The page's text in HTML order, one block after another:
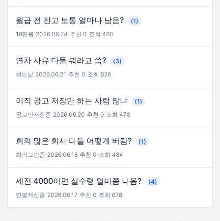
월급 전 잔고 보통 얼마나 남음?
(1)
18만원 2026.06.24 추천 0 조회 460
연차 사유 다들 뭐라고 씀?
(3)
쉬는날 2026.06.21 추천 0 조회 526
이직 공고 저장만 하는 사람 많냐
(1)
공고만저장중 2026.06.20 추천 0 조회 478
회의 많은 회사 다들 어떻게 버팀?
(1)
회의그만좀 2026.06.18 추천 0 조회 484
세전 4000이면 실수령 얼마쯤 나옴?
(4)
연봉계산중 2026.06.17 추천 0 조회 678